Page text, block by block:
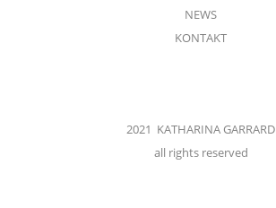
NEWS
KONTAKT
2021 KATHARINA GARRARD
all rights reserved